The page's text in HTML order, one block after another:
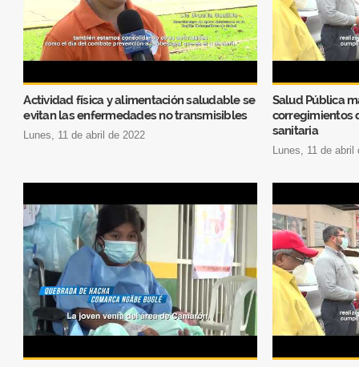
Actividad física y alimentación saludable se
evitan las enfermedades no transmisibles
lunes, 11 de abril de 2022
Salud Pública
corregimientos
sanitaria
lunes, 11 de abril